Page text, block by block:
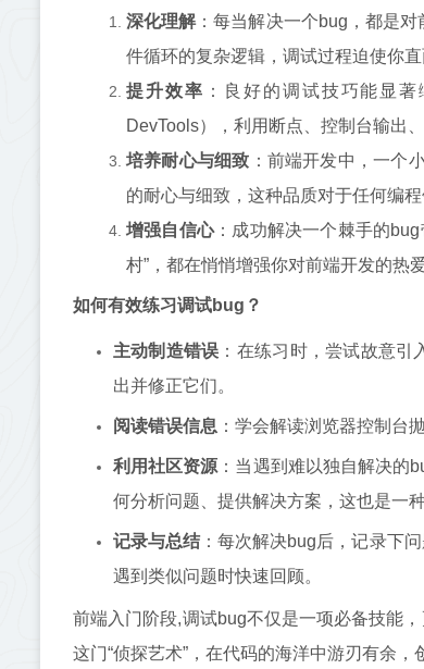
深化理解：每当解决一个bug，都是
件循环的复杂逻辑，调试过程迫使你
提升效率 ：良好的调试技巧能显
DevTools），利用断点、控制台输出
培养耐心与细致 ：前端开发中，一个
的耐心与细致，这种品质对于任何编程
增强自信心：成功解决一个棘手的
村”，都在悄悄增强你对前端开发的热
如何有效练习调试bug？
主动制造错误 ：在练习时，尝试故意
出并修正它们。
阅读错误信息 ：学会解读浏览器控制台
利用社区资源 ：当遇到难以独自解决的
何分析问题、提供解决方案，这也是一
记录与总结：每次解决bug后，记录下
遇到类似问题时快速回顾。
前端入门阶段,调试bug不仅是一项必备技能
这门“侦探艺术”，在代码的海洋中游刃有余，